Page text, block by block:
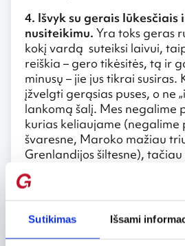
Sutikimas Išsami
4. Išvyk su gerais lūkesčiais
nusiteikimu. Yra toks geras
kokį vardą suteiksi laivui,
reiškia – gero tikėsitės, tą ir
minusų – jie jus tikrai susiras.
įžvelgti gerąsias puses, o ne
lankomą šalį. Mes negalime
kurias keliaujame
švaresne, Maroko mažiau
Grenlandijos šiltesne),
požiūrį į tas šalis. Ir tuomet
išvados, kad „kitoks“ dar
5. Stenkis pažinti – nuolat
akimis.Keliaudama
kavinėse, kur maitinasi